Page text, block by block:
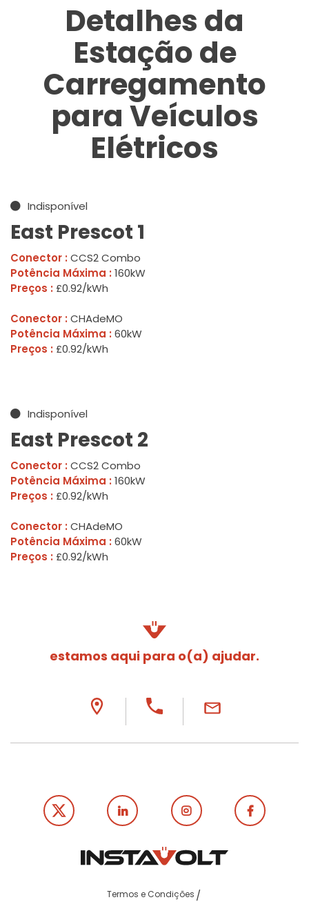
Detalhes da
Estação de
Carregamento
para Veículos
Elétricos
Indisponível
East Prescot 1
Conector : CCS2 Combo
Potência Máxima : 160kW
Preços : £0.92/kWh
Conector : CHAdeMO
Potência Máxima : 60kW
Preços : £0.92/kWh
Indisponível
East Prescot 2
Conector : CCS2 Combo
Potência Máxima : 160kW
Preços : £0.92/kWh
Conector : CHAdeMO
Potência Máxima : 60kW
Preços : £0.92/kWh
estamos aqui para o(a) ajudar.
Termos e Condições